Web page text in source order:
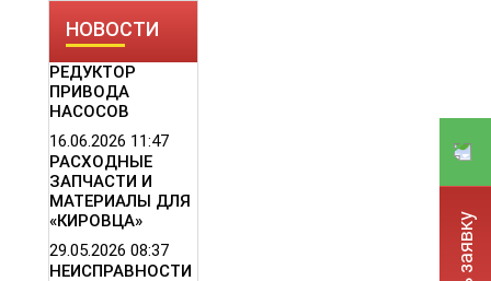
НОВОСТИ
РЕДУКТОР
ПРИВОДА
НАСОСОВ
16.06.2026 11:47
РАСХОДНЫЕ
ЗАПЧАСТИ И
МАТЕРИАЛЫ ДЛЯ
«КИРОВЦА»
29.05.2026 08:37
НЕИСПРАВНОСТИ